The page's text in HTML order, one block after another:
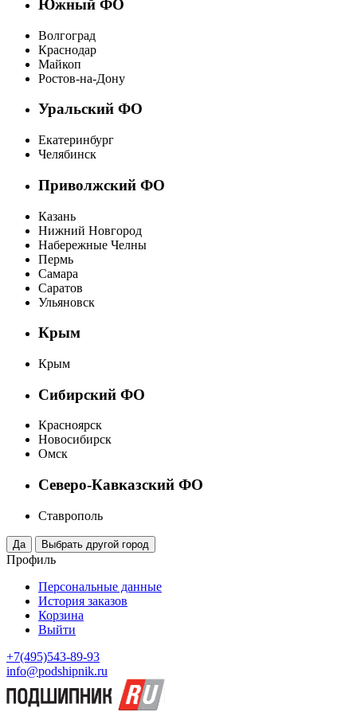
Южный ФО
Волгоград
Краснодар
Майкоп
Ростов-на-Дону
Уральский ФО
Екатеринбург
Челябинск
Приволжский ФО
Казань
Нижний Новгород
Набережные Челны
Пермь
Самара
Саратов
Ульяновск
Крым
Крым
Сибирский ФО
Красноярск
Новосибирск
Омск
Северо-Кавказский ФО
Ставрополь
Профиль
Персональные данные
История заказов
Корзина
Выйти
+7(495)543-89-93
info@podshipnik.ru